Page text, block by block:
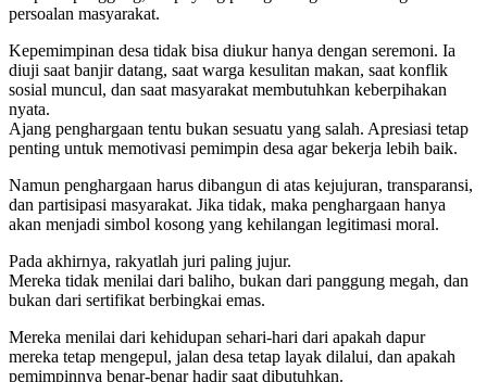
persoalan masyarakat.
Kepemimpinan desa tidak bisa diukur hanya dengan seremoni. Ia
diuji saat banjir datang, saat warga kesulitan makan, saat konflik
sosial muncul, dan saat masyarakat membutuhkan keberpihakan
nyata.
Ajang penghargaan tentu bukan sesuatu yang salah. Apresiasi tetap
penting untuk memotivasi pemimpin desa agar bekerja lebih baik.
Namun penghargaan harus dibangun di atas kejujuran, transparansi,
dan partisipasi masyarakat. Jika tidak, maka penghargaan hanya
akan menjadi simbol kosong yang kehilangan legitimasi moral.
Pada akhirnya, rakyatlah juri paling jujur.
Mereka tidak menilai dari baliho, bukan dari panggung megah, dan
bukan dari sertifikat berbingkai emas.
Mereka menilai dari kehidupan sehari-hari dari apakah dapur
mereka tetap mengepul, jalan desa tetap layak dilalui, dan apakah
pemimpinnya benar-benar hadir saat dibutuhkan.